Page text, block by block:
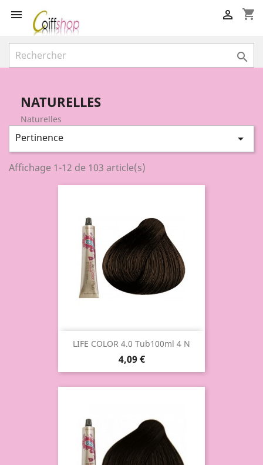
 shopping_cart


NATURELLES
Naturelles
Pertinence 
Affichage 1-12 de 103 article(s)
LIFE COLOR 4.0 Tub100ml 4 N
4,09 €